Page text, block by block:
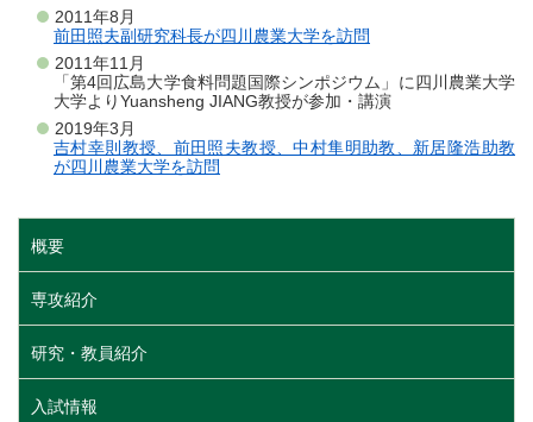
2011年8月
前田照夫副研究科長が四川農業大学を訪問
2011年11月
「第4回広島大学食料問題国際シンポジウム」に四川農業大学
大学よりYuansheng JIANG教授が参加・講演
2019年3月
吉村幸則教授、前田照夫教授、中村隼明助教、新居隆浩助教
が四川農業大学を訪問
概要
専攻紹介
研究・教員紹介
入試情報